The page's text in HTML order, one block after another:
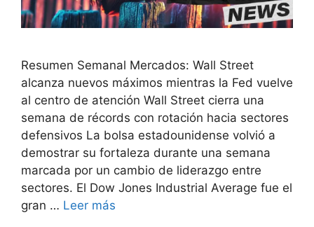
Resumen Semanal Mercados: Wall Street
alcanza nuevos máximos mientras la Fed vuelve
al centro de atención Wall Street cierra una
semana de récords con rotación hacia sectores
defensivos La bolsa estadounidense volvió a
demostrar su fortaleza durante una semana
marcada por un cambio de liderazgo entre
sectores. El Dow Jones Industrial Average fue el
gran … Leer más